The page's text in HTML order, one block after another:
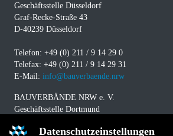
Datenschutzeinstellungen
Geschäftsstelle Düsseldorf
Graf-Recke-Straße 43
D-40239 Düsseldorf
Telefon: +49 (0) 211 / 9 14 29 0
Telefax: +49 (0) 211 / 9 14 29 31
E-Mail: info@bauverbaende.nrw
BAUVERBÄNDE NRW e. V.
Geschäftsstelle Dortmund
D-44141 Dortmund